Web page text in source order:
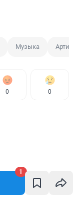
1
Музыка Артист
0 0